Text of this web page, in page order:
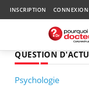
INSCRIPTION CONNEXION
QUESTION D'ACTU
Psychologie